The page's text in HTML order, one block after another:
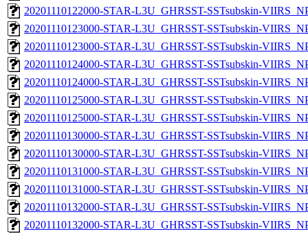
20201110122000-STAR-L3U_GHRSST-SSTsubskin-
20201110123000-STAR-L3U_GHRSST-SSTsubskin-
20201110123000-STAR-L3U_GHRSST-SSTsubskin-
20201110124000-STAR-L3U_GHRSST-SSTsubskin-
20201110124000-STAR-L3U_GHRSST-SSTsubskin-
20201110125000-STAR-L3U_GHRSST-SSTsubskin-
20201110125000-STAR-L3U_GHRSST-SSTsubskin-
20201110130000-STAR-L3U_GHRSST-SSTsubskin-
20201110130000-STAR-L3U_GHRSST-SSTsubskin-
20201110131000-STAR-L3U_GHRSST-SSTsubskin-
20201110131000-STAR-L3U_GHRSST-SSTsubskin-
20201110132000-STAR-L3U_GHRSST-SSTsubskin-
20201110132000-STAR-L3U_GHRSST-SSTsubskin-